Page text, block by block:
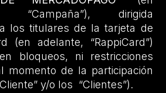
dirigida
los titulares de la tarjeta de
(en adelante, “RappiCard”)
bloqueos, ni restricciones
momento de la participación
y/o los “Clientes”).